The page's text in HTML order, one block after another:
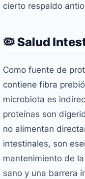
cierto respaldo
🦠 Salud
Como fuente de
contiene fibra
microbiota es
proteínas son
no alimentan
intestinales, son
mantenimiento de
sano y una barrera